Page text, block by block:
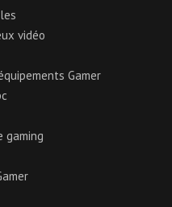
vidéo
Gamer
gaming